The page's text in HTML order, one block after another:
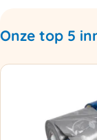
Onze top 5